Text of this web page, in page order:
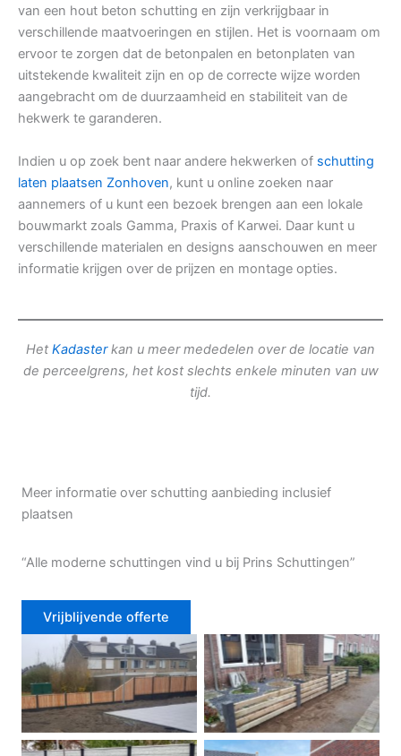
van een hout beton schutting en zijn verkrijgbaar in
verschillende maatvoeringen en stijlen. Het is voornaam om
ervoor te zorgen dat de betonpalen en betonplaten van
uitstekende kwaliteit zijn en op de correcte wijze worden
aangebracht om de duurzaamheid en stabiliteit van de
hekwerk te garanderen.
Indien u op zoek bent naar andere hekwerken of schutting
laten plaatsen Zonhoven, kunt u online zoeken naar
aannemers of u kunt een bezoek brengen aan een lokale
bouwmarkt zoals Gamma, Praxis of Karwei. Daar kunt u
verschillende materialen en designs aanschouwen en meer
informatie krijgen over de prijzen en montage opties.
Het Kadasterkan u meer mededelen over de locatie van
de perceelgrens, het kost slechts enkele minuten van uw
tijd.
Meer informatie over schutting aanbieding inclusief
plaatsen
“Alle moderne schuttingen vind u bij Prins Schuttingen”
Vrijblijvende offerte
Douglas schutting Tuinhek voortuin